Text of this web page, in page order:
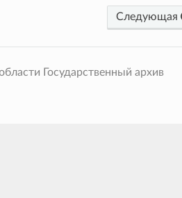
Следующая
Государственный архив